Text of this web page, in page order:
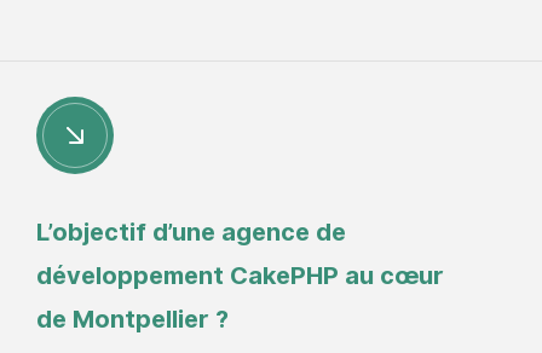
L’objectif d’une agence de
développement CakePHP au cœur
de Montpellier ?